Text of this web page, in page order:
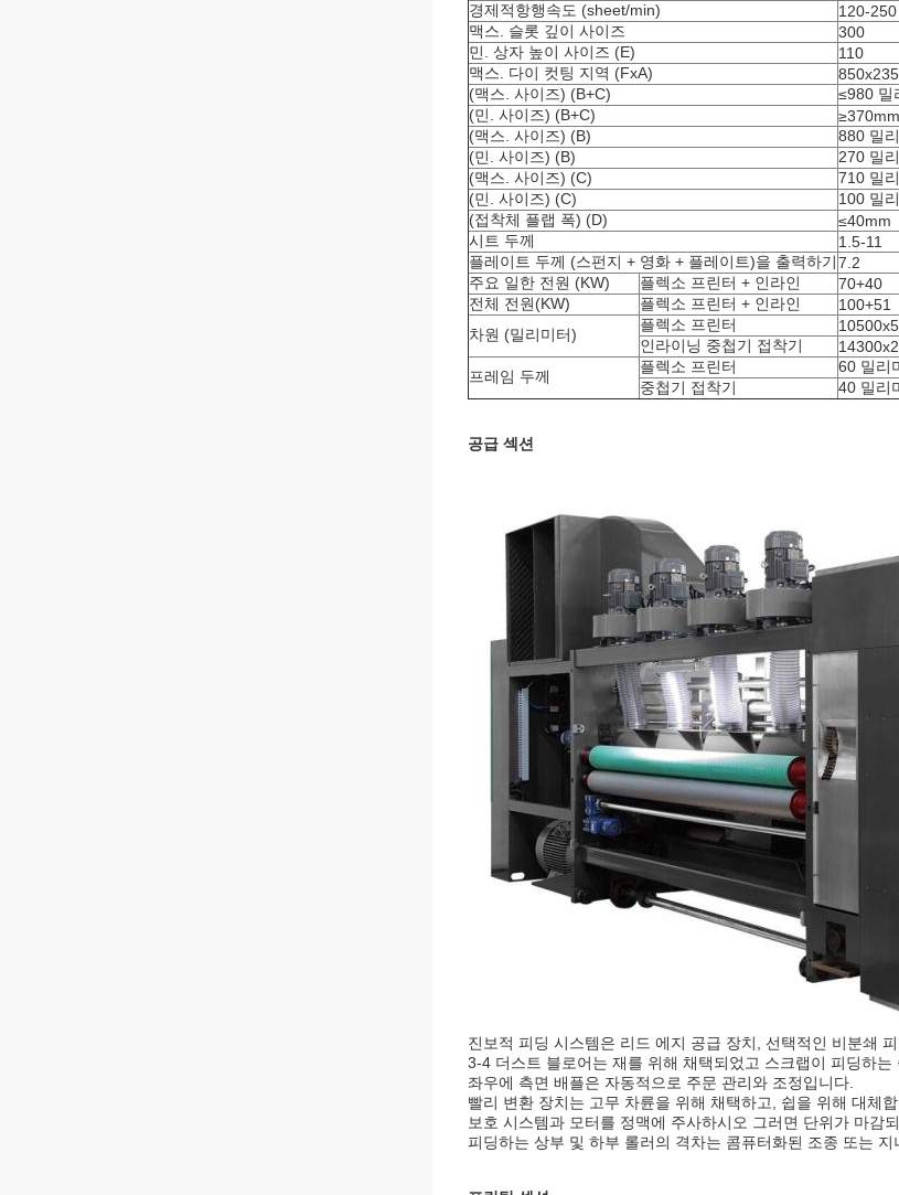
경제적항행속도 (sheet/min)
120-250
맥스. 슬롯 깊이 사이즈
300
민. 상자 높이 사이즈 (E)
110
맥스. 다이 컷팅 지역 (FxA)
(맥스. 사이즈) (B+C)
≤980 밀
(민. 사이즈) (B+C)
≥370mm
(맥스. 사이즈) (B)
880 밀
(민. 사이즈) (B)
270 밀
(맥스. 사이즈) (C)
710 밀
(민. 사이즈) (C)
100 밀
(접착체 플랩 폭) (D)
≤40mm
시트 두께
1.5-11
플레이트 두께 (스펀지 + 영화 + 플레이트)을 출력하기7.2
주요 일한 전원 (KW)
플렉소 프린터 + 인라인 70+40
전체 전원(KW)
플렉소 프린터 + 인라인 100+51
차원 (밀리미터)
플렉소 프린터
인라이닝 중첩기 접착기
프레임 두께
플렉소 프린터 60 밀리
중첩기 접착기
40 밀리
공급 섹션
진보적 피딩 시스템은 리드 에지 공급 장치, 선택적인 비분쇄
3-4 더스트 블로어는 재를 위해 채택되었고 스크랩이 피딩하는
좌우에 측면 배플은 자동적으로 주문 관리와 조정입니다.
빨리 변환 장치는 고무 차륜을 위해 채택하고, 쉽을 위해 대체합
보호 시스템과 모터를 정맥에 주사하시오 그러면 단위가 마감
피딩하는 상부 및 하부 롤러의 격차는 콤퓨터화된 조종 또는 지